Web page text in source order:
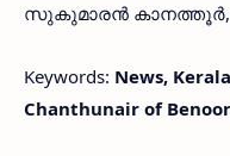
സുകുമാരന്‍ കാനത്തൂര്‍,
Keywords: News,
Chanthunair of